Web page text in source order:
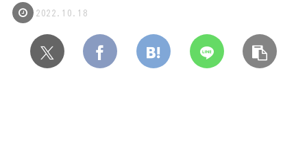
2022.10.18